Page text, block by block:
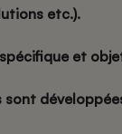
etc.).
et